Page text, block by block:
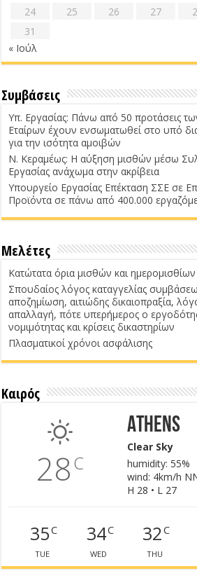
24
25 26 27
31
« Ιούλ
Συμβάσεις
Υπ. Εργασίας: Πάνω από 50 προτάσεις
Εταίρων έχουν ενσωματωθεί στο υπό
για την ισότητα αμοιβών
Ν. Κεραμέως: Η αύξηση μισθών μέσω
Εργασίας ανάχωμα στην ακρίβεια
Υπουργείο Εργασίας Επέκταση ΣΣΕ σε
Προϊόντα σε πάνω από 400.000
Μελέτες
Κατώτατα όρια μισθών και
Σπουδαίος λόγος καταγγελίας
αποζημίωση, αιτιώδης δικαιοπραξία,
απαλλαγή, πότε υπερήμερος ο
νομιμότητας και κρίσεις δικαστηρίων
Πλασματικοί χρόνοι ασφάλισης
Καιρός
28C
Athens
Clear Sky
humidity: 55%
wind: 4km/h
H 28 • L 27
35C
TUE
34C
WED
32C
THU